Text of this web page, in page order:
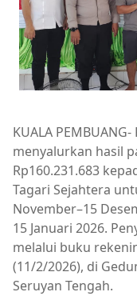
KUALA
menyalurkan hasil
Rp160.231.683
Tagari Sejahtera
November–15
15 Januari 2026.
melalui buku
(11/2/2026), di
Seruyan Tengah.